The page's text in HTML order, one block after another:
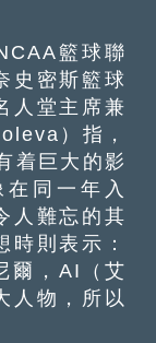
籃球聯
史密斯籃球
人堂主席兼
）指，
着巨大的影
同一年入
人難忘的其
則表示：
爾，AI（艾
人物，所以